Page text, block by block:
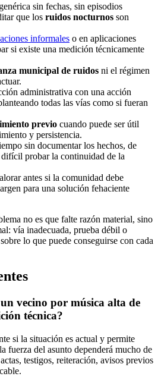
sin fechas, sin episodios
que los ruidos nocturnos son
informales o en aplicaciones
si existe una medición técnicamente
municipal de ruidos ni el régimen
administrativa con una acción
todas las vías como si fueran
previo cuando puede ser útil
y persistencia.
sin documentar los hechos, de
probar la continuidad de la
antes si la comunidad debe
para una solución fehaciente
no es que falte razón material, sino
vía inadecuada, prueba débil o
lo que puede conseguirse con cada
vecino por música alta de
técnica?
si la situación es actual y permite
fuerza del asunto dependerá mucho de
testigos, reiteración, avisos previos